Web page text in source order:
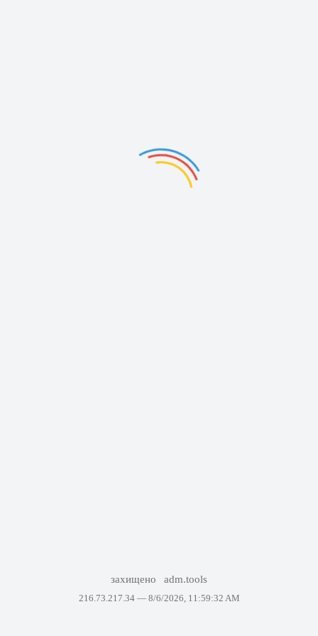
захищено adm.tools
216.73.217.34 — 8/6/2026, 11:59:32 AM